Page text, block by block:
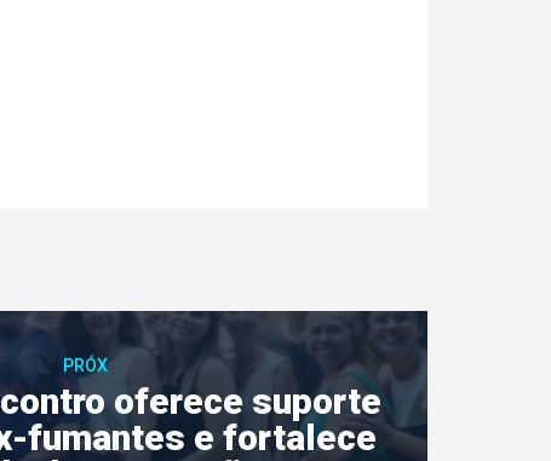
PRÓX
oferece suporte
fumantes e fortalece